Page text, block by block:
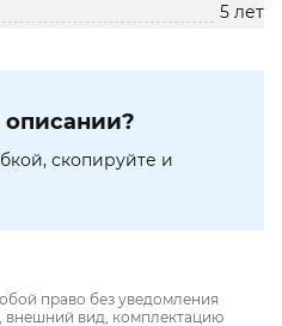
5 лет
скопируйте и
право без уведомления
внешний вид, комплектацию